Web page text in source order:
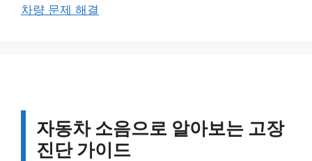
리
그
차량 문제 해결
자동차 소음으로 알아보는 고장
진단 가이드